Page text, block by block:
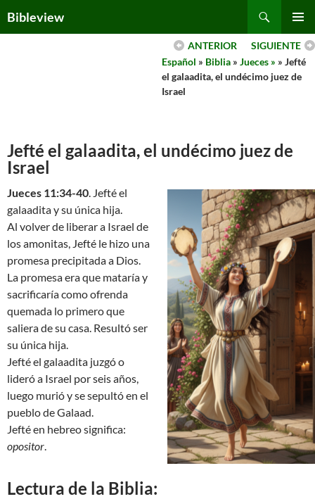
toBibleview
MENU
SIGUIENTE
ANTERIOR
Español » Biblia » Jueces » » Jefté
el galaadita, el undécimo juez de
Israel
Jefté el galaadita, el undécimo juez de
Israel
Jueces 11:34-40. Jefté el
galaadita y su única hija.
Al volver de liberar a Israel de
los amonitas, Jefté le hizo una
promesa precipitada a Dios.
La promesa era que mataría y
sacrificaría como ofrenda
quemada lo primero que
saliera de su casa. Resultó ser
su única hija.
Jefté el galaadita juzgó o
lideró a Israel por seis años,
luego murió y se sepultó en el
pueblo de Galaad.
Jefté en hebreo significa:
opositor.
Lectura de la Biblia: